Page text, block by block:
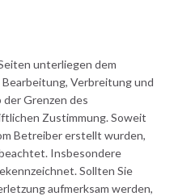
unterliegen dem
Verbreitung und
Grenzen des
Zustimmung. Soweit
Betreiber erstellt wurden,
Insbesondere
Sollten Sie
aufmerksam werden,